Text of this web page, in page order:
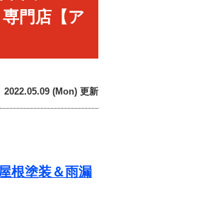
門店【ア
2022.05.09 (Mon) 更新
根塗装＆雨漏